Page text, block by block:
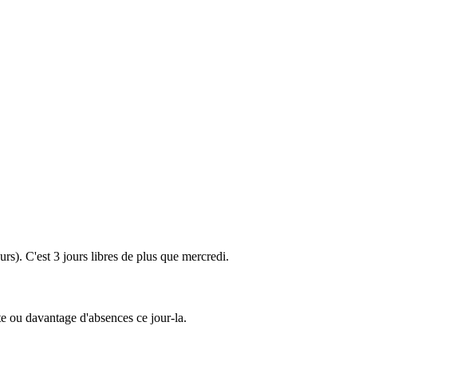
C'est 3 jours libres de plus que mercredi.
davantage d'absences ce jour-la.